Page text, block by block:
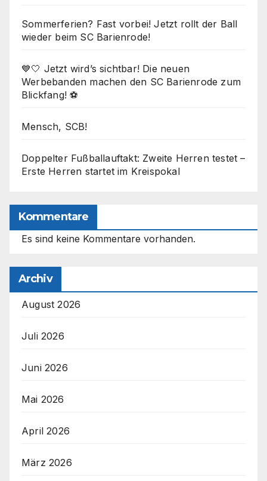
Sommerferien? Fast vorbei! Jetzt rollt der Ball
wieder beim SC Barienrode!
💙🤍 Jetzt wird’s sichtbar! Die neuen
Werbebanden machen den SC Barienrode zum
Blickfang! ⚽
Mensch, SCB!
Doppelter Fußballauftakt: Zweite Herren testet –
Erste Herren startet im Kreispokal
Kommentare
Es sind keine Kommentare vorhanden.
Archiv
August 2026
Juli 2026
Juni 2026
Mai 2026
April 2026
März 2026